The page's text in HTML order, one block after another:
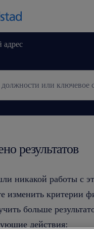
результатов
никакой работы с
изменить критерии
больше
действия: